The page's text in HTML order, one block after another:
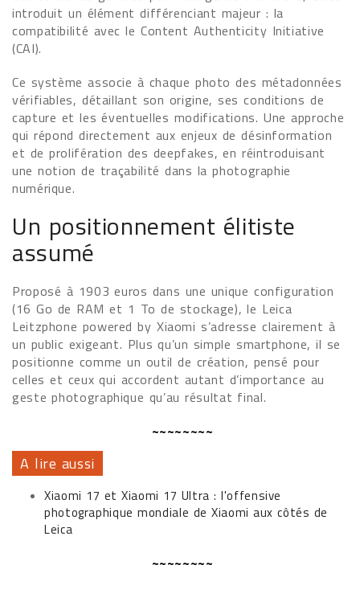
introduit un élément différenciant majeur : la
compatibilité avec le Content Authenticity Initiative
(CAI).
Ce système associe à chaque photo des métadonnées
vérifiables, détaillant son origine, ses conditions de
capture et les éventuelles modifications. Une approche
qui répond directement aux enjeux de désinformation
et de prolifération des deepfakes, en réintroduisant
une notion de traçabilité dans la photographie
numérique.
Un positionnement élitiste
assumé
Proposé à 1903 euros dans une unique configuration
(16 Go de RAM et 1 To de stockage), le Leica
Leitzphone powered by Xiaomi s’adresse clairement à
un public exigeant. Plus qu’un simple smartphone, il se
positionne comme un outil de création, pensé pour
celles et ceux qui accordent autant d’importance au
geste photographique qu’au résultat final.
~~~~~~~~
A lire aussi
Xiaomi 17 et Xiaomi 17 Ultra : l'offensive
photographique mondiale de Xiaomi aux côtés de
Leica
~~~~~~~~